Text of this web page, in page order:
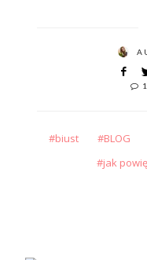
biust BLOG
jak